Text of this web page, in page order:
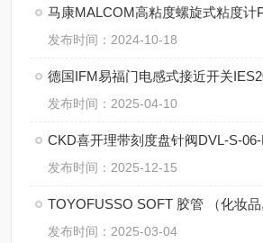
马康MALCOM高粘度螺旋式粘度计
发布时间：2024-10-18
德国IFM易福门电感式接近开关
发布时间：2025-04-10
发布时间：2025-12-15
发布时间：2025-03-04